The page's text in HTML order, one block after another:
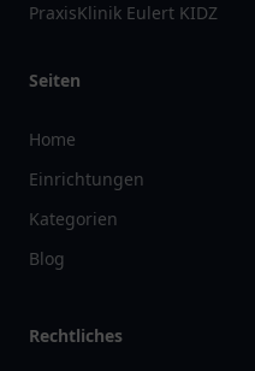
PraxisKlinik Eulert KIDZ
Seiten
Home
Einrichtungen
Kategorien
Blog
Rechtliches